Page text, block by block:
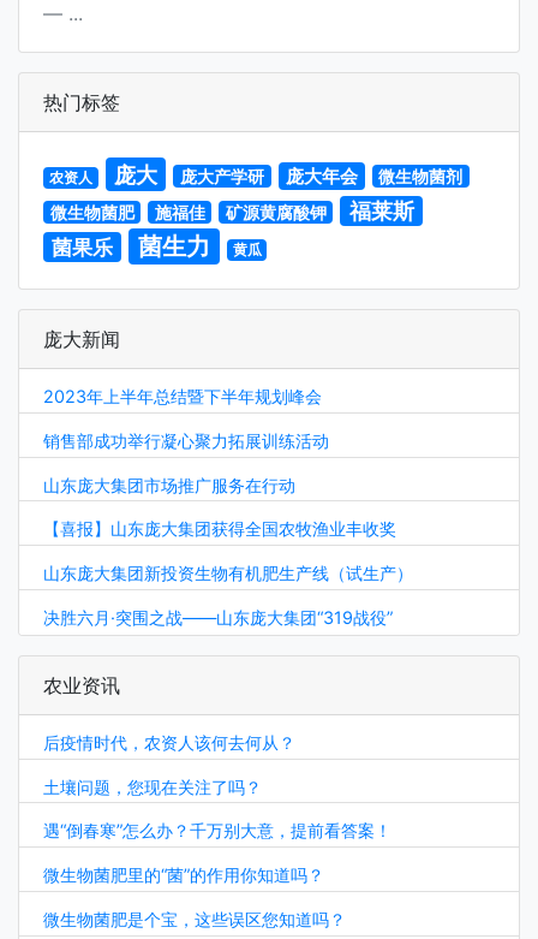
...
热门标签
农资人 庞大 庞大产学研 庞大年会
微生物菌剂
微生物菌肥
施福佳 矿源黄腐酸钾
福莱斯
菌果乐
菌生力 黄瓜
庞大新闻
2023年上半年总结暨下半年规划峰会
销售部成功举行凝心聚力拓展训练活动
山东庞大集团市场推广服务在行动
【喜报】山东庞大集团获得全国农牧渔业丰收奖
山东庞大集团新投资生物有机肥生产线（试生产）
决胜六月·突围之战——山东庞大集团“319战役”
农业资讯
后疫情时代，农资人该何去何从？
土壤问题，您现在关注了吗？
遇“倒春寒”怎么办？千万别大意，提前看答案！
微生物菌肥里的“菌”的作用你知道吗？
微生物菌肥是个宝，这些误区您知道吗？